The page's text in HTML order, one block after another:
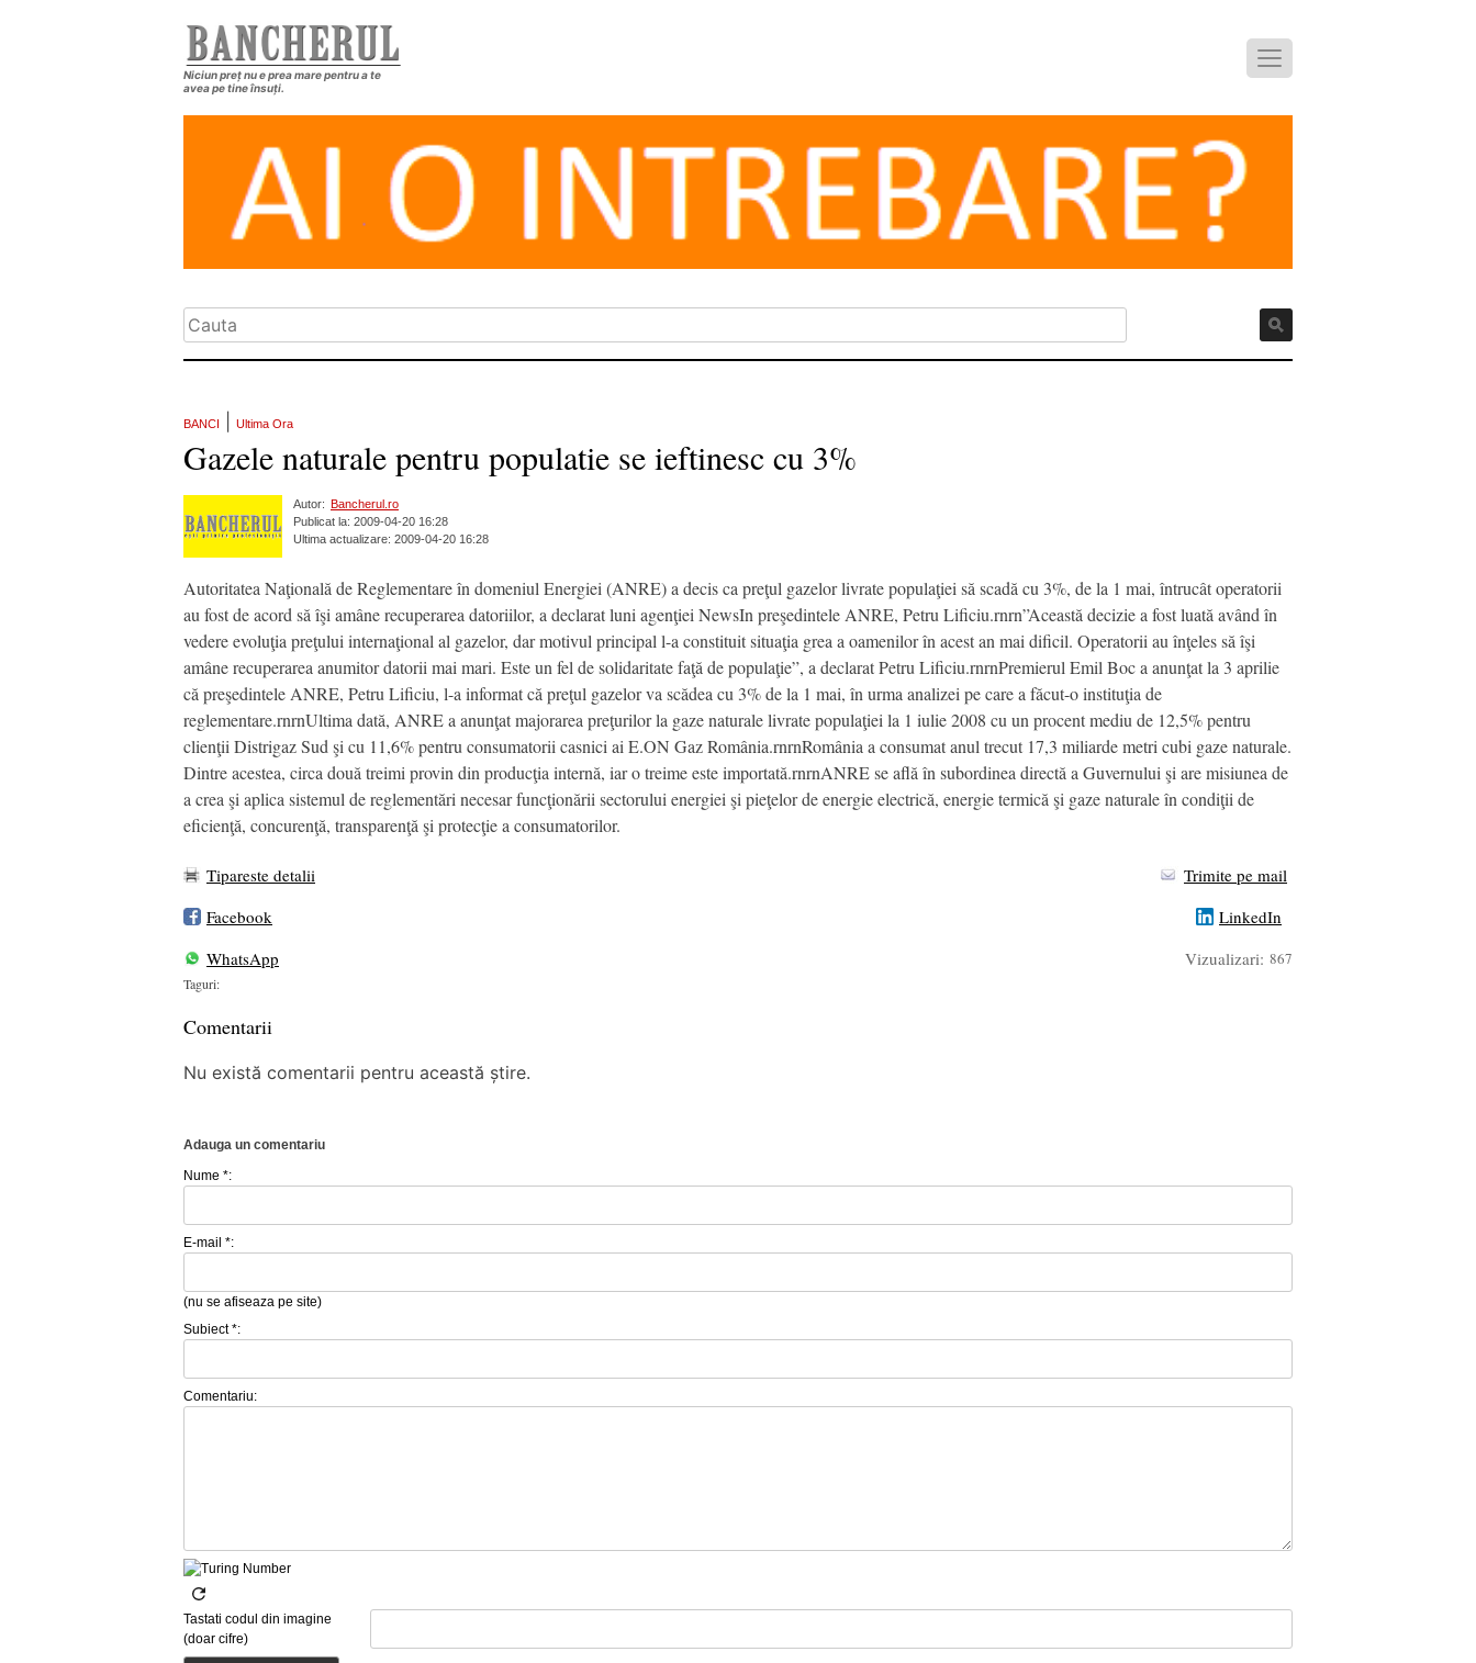
Niciun preț nu e prea mare pentru a te
avea pe tine însuți.
BANCI Ultima Ora
Gazele naturale pentru populatie se ieftinesc cu 3%
Autor:
Bancherul.ro
Publicat la: 2009-04-20 16:28
Ultima actualizare: 2009-04-20 16:28
Autoritatea Naţională de Reglementare în domeniul Energiei (ANRE) a decis ca preţul gazelor livrate populaţiei să scadă cu 3%, de la 1 mai, întrucât operatorii
au fost de acord să îşi amâne recuperarea datoriilor, a declarat luni agenţiei NewsIn preşedintele ANRE, Petru Lificiu.rnrn”Această decizie a fost luată având în
vedere evoluţia preţului internaţional al gazelor, dar motivul principal l-a constituit situaţia grea a oamenilor în acest an mai dificil. Operatorii au înţeles să îşi
amâne recuperarea anumitor datorii mai mari. Este un fel de solidaritate faţă de populaţie”, a declarat Petru Lificiu.rnrnPremierul Emil Boc a anunţat la 3 aprilie
că preşedintele ANRE, Petru Lificiu, l-a informat că preţul gazelor va scădea cu 3% de la 1 mai, în urma analizei pe care a făcut-o instituţia de
reglementare.rnrnUltima dată, ANRE a anunţat majorarea preţurilor la gaze naturale livrate populaţiei la 1 iulie 2008 cu un procent mediu de 12,5% pentru
clienţii Distrigaz Sud şi cu 11,6% pentru consumatorii casnici ai E.ON Gaz România.rnrnRomânia a consumat anul trecut 17,3 miliarde metri cubi gaze naturale.
Dintre acestea, circa două treimi provin din producţia internă, iar o treime este importată.rnrnANRE se află în subordinea directă a Guvernului şi are misiunea de
a crea şi aplica sistemul de reglementări necesar funcţionării sectorului energiei şi pieţelor de energie electrică, energie termică şi gaze naturale în condiţii de
eficienţă, concurenţă, transparenţă şi protecţie a consumatorilor.
Tipareste detalii
Trimite pe mail
Facebook
LinkedIn
WhatsApp
Vizualizari: 867
Taguri:
Comentarii
Nu există comentarii pentru această știre.
Adauga un comentariu
Nume *:
E-mail *:
(nu se afiseaza pe site)
Subiect *:
Comentariu:
Tastati codul din imagine
(doar cifre)